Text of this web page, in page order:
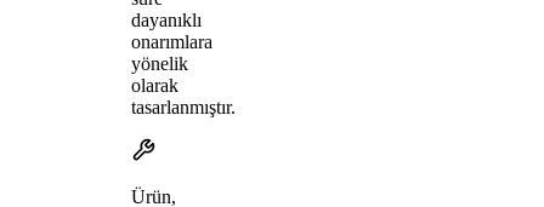
dayanıklı
onarımlara
yönelik
olarak
tasarlanmıştır.
Ürün,